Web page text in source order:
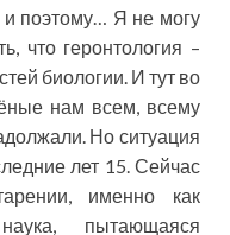
и поэтому… Я не могу
что геронтология –
биологии. И тут во
нам всем, всему
Но ситуация
лет 15. Сейчас
именно как
пытающаяся